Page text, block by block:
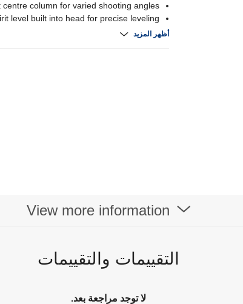
centre column for varied shooting angles
level built into head for precise leveling
& leg braces ensure firm, stable support
أظهر المزيد
View more information
التقييمات والتقييمات
لا توجد مراجعة بعد.